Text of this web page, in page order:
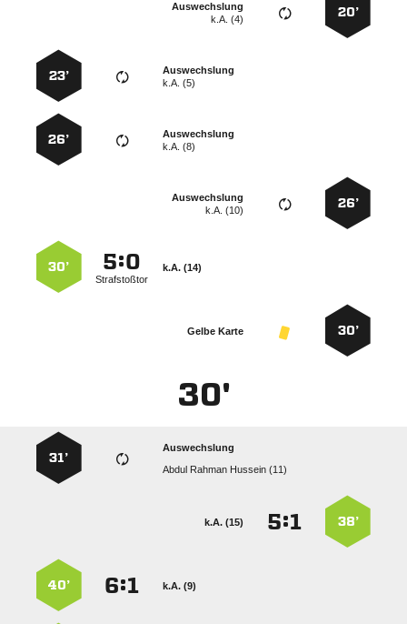
20’
Auswechslung
k.A. (4)
Auswechslung
k.A. (5)
23’
Auswechslung
k.A. (8)
26’
26’
Auswechslung
k.A. (10)
k.A. (14)
:
Strafstoßtor
30’
30’
Gelbe Karte
30'
Auswechslung
   
31’
38’
:
k.A. (15)
k.A. (9)
:
40’